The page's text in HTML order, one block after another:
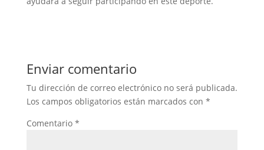
Enviar comentario
Tu dirección de correo electrónico no será publicada.
Los campos obligatorios están marcados con *
Comentario *